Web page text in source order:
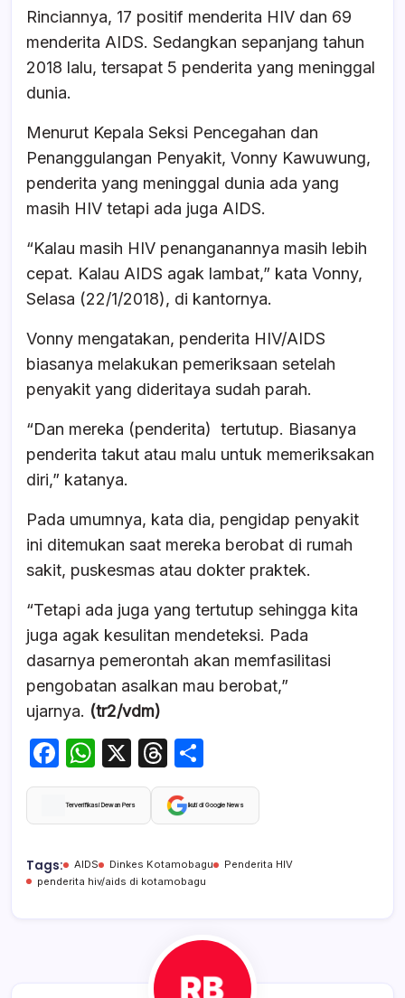
o
k
p
Rinciannya, 17 positif menderita HIV dan 69
menderita AIDS. Sedangkan sepanjang tahun
2018 lalu, tersapat 5 penderita yang meninggal
dunia.
Menurut Kepala Seksi Pencegahan dan
Penanggulangan Penyakit, Vonny Kawuwung,
penderita yang meninggal dunia ada yang
masih HIV tetapi ada juga AIDS.
“Kalau masih HIV penanganannya masih lebih
cepat. Kalau AIDS agak lambat,” kata Vonny,
Selasa (22/1/2018), di kantornya.
Vonny mengatakan, penderita HIV/AIDS
biasanya melakukan pemeriksaan setelah
penyakit yang dideritaya sudah parah.
“Dan mereka (penderita) tertutup. Biasanya
penderita takut atau malu untuk memeriksakan
diri,” katanya.
Pada umumnya, kata dia, pengidap penyakit
ini ditemukan saat mereka berobat di rumah
sakit, puskesmas atau dokter praktek.
“Tetapi ada juga yang tertutup sehingga kita
juga agak kesulitan mendeteksi. Pada
dasarnya pemerontah akan memfasilitasi
pengobatan asalkan mau berobat,”
ujarnya. (tr2/vdm)
F
a
c
b
o
W
h
at
A
p
X
T
hr
e
d
s
h
ar
Terverifikasi Dewan Pers Ikuti di Google News
Tags: AIDS Dinkes Kotamobagu
Penderita HIV
penderita hiv/aids di kotamobagu